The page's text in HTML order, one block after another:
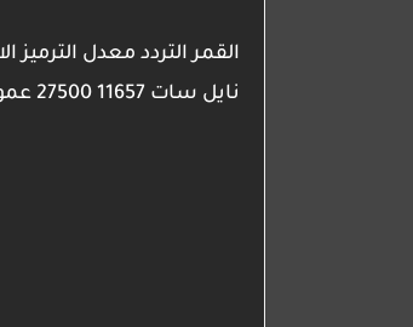
القمر التردد معدل الترميز
نايل سات 11657
27500